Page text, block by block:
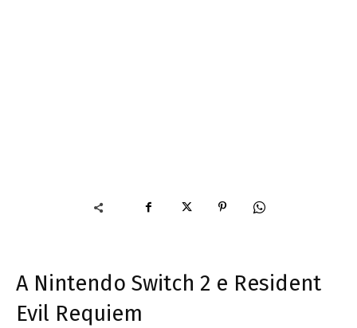
A Nintendo Switch 2 e Resident
Evil Requiem